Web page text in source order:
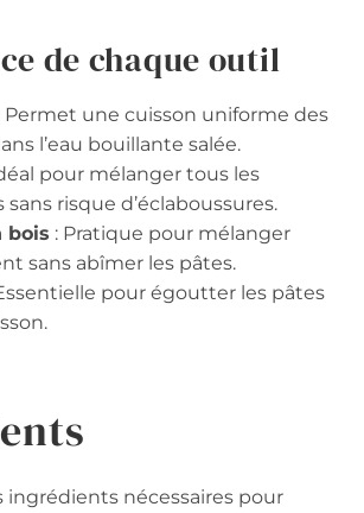
de chaque outil
Permet une cuisson uniforme des
l’eau bouillante salée.
pour mélanger tous les
risque d’éclaboussures.
bois : Pratique pour mélanger
sans abîmer les pâtes.
pour égoutter les pâtes
ingrédients nécessaires pour